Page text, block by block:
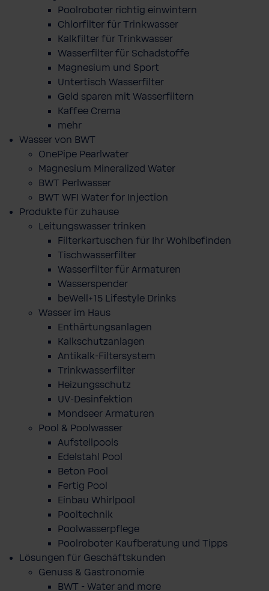
Poolroboter richtig einwintern
Chlorfilter für Trinkwasser
Kalkfilter für Trinkwasser
Wasserfilter für Schadstoffe
Magnesium und Sport
Untertisch Wasserfilter
Geld sparen mit Wasserfiltern
Kaffee Crema
mehr
Wasser von BWT
OnePipe Pearlwater
Magnesium Mineralized Water
BWT Perlwasser
BWT WFI Water for Injection
Produkte für zuhause
Leitungswasser trinken
Filterkartuschen für Ihr Wohlbefinden
Tischwasserfilter
Wasserfilter für Armaturen
Wasserspender
beWell+15 Lifestyle Drinks
Wasser im Haus
Enthärtungsanlagen
Kalkschutzanlagen
Antikalk-Filtersystem
Trinkwasserfilter
Heizungsschutz
UV-Desinfektion
Mondseer Armaturen
Pool & Poolwasser
Aufstellpools
Edelstahl Pool
Beton Pool
Fertig Pool
Einbau Whirlpool
Pooltechnik
Poolwasserpflege
Poolroboter Kaufberatung und Tipps
Lösungen für Geschäftskunden
Genuss & Gastronomie
BWT - Water and more